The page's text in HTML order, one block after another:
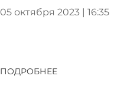
05 октября 2023 | 16:35
ПОДРОБНЕЕ